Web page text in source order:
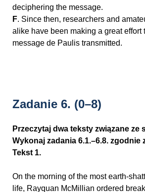
deciphering the message.
F. Since then, researchers and
alike have been making a great effort
message de Paulis transmitted.
Zadanie 6. (0–8)
Przeczytaj dwa teksty związane ze
Wykonaj zadania 6.1.–6.8. zgodnie
Tekst 1.
On the morning of the most earth-
life, Rayquan McMillian ordered